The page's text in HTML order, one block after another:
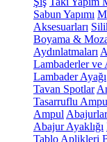
Sabun Yapımı
Aksesuarları
Boyama &
Aydınlatmaları
Lambaderler ve
Lambader Ayağı
Tavan Spotlar
Tasarruflu
Ampul
Abajur Ayaklığı
Tablo Aplikleri